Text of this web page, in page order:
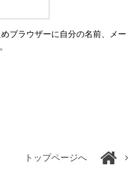
ブラウザーに自分の名前、メー
トップページへ